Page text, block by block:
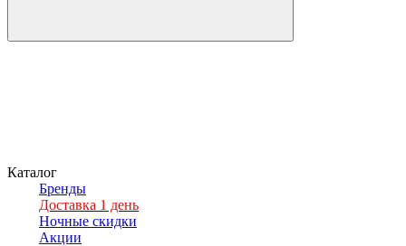
Каталог
Бренды
Доставка 1 день
Ночные скидки
Акции